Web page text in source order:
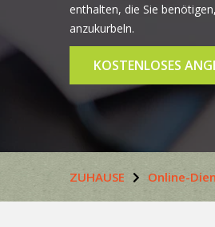
enthalten, die Sie
anzukurbeln.
KOSTENLOSES
ZUHAUSE Online-